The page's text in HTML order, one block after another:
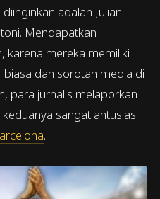
adalah Julian
Mendapatkan
karena mereka memiliki
dan sorotan media di
para jurnalis melaporkan
sangat antusias
.